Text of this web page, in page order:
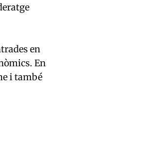
en
En
i també